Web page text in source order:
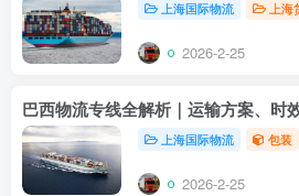
上海国际物流 上海
2026-2-25
巴西物流专线全解析｜运输方案、时
上海国际物流 包装
2026-2-25